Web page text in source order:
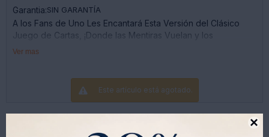

Garantia:SIN GARANTÍA
A los Fans de Uno Les Encantará Esta Versión del Clásico
Juego de Cartas, ¡Donde las Mentiras Vuelan y los
Mentirosos Ganan! se Juega una "Carta del Mentiroso" Boca
una Carta. Así Que Mantén la Compostura, Disimula Cualquier
Juegos de Cartas de 7 Años en Adelante. los Colores y las
Ver mas
Este artículo está agotado.